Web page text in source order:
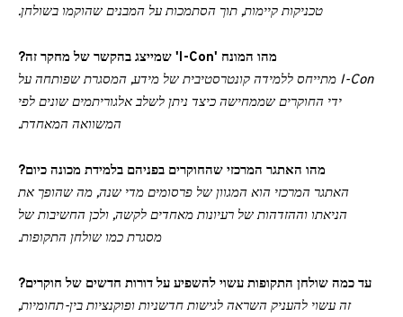
טכניקות קיימות, תוך הסתמכות על המבנים שהוקמו בשולחן.
מהו המונח 'I-Con' שמייצג בהקשר של מחקר זה?
I-Con מתייחס ללמידה קונטרסטיבית של מידע, המסגרת שפותחה על
ידי החוקרים שממחישה כיצד ניתן לשלב אלגוריתמים שונים לפי
המשוואה המאחדת.
מהו האתגר המרכזי שהחוקרים בפניהם בלמידת מכונה כיום?
האתגר המרכזי הוא המגוון של פרסומים מדי שנה, מה שהופך את
הניאתו וההזדהות של רעיונות מאחדים לקשה, ולכן החשיבות של
מסגרת כמו שולחן התקופות.
עד כמה שולחן התקופות עשוי להשפיע על דורות חדשים של חוקרים?
זה עשוי להעניק השראה לגישות חדשניות ופוקנציות בין-תחומיות,